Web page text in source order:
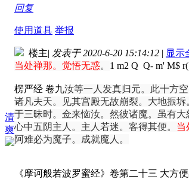
回复
使用道具 举报
清
爽
楼主| 发表于 2020-6-20 15:14:12 | 显示
当处禅那。 觉悟无惑。 1 m2 Q Q- m' M$
楞严经 卷九汝等一人发真归元。此十方
诸凡夫天。见其宫殿无故崩裂。大地振
于三昧时。佥来恼汝。然彼诸魔。虽有
心中五阴主人。主人若迷。客得其便。 当
阿难必为魔子。成就魔人。
《摩诃般若波罗蜜经》卷第二十三 大方